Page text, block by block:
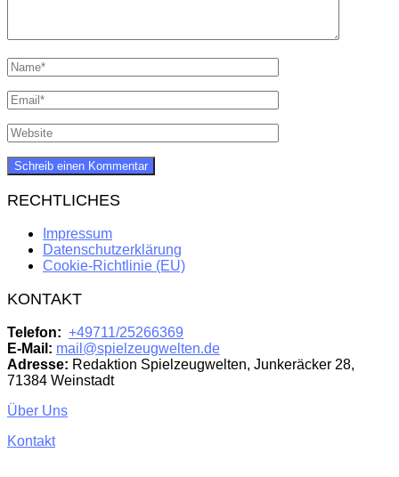
RECHTLICHES
Impressum
Datenschutzerklärung
Cookie-Richtlinie (EU)
KONTAKT
Telefon: +49711/25266369
E-Mail: mail@spielzeugwelten.de
Adresse: Redaktion Spielzeugwelten, Junkeräcker 28,
71384 Weinstadt
Über Uns
Kontakt